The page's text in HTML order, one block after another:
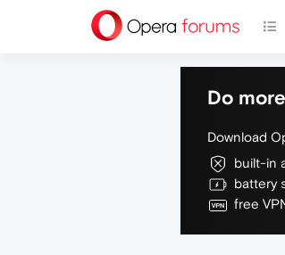
Do
Download
built-in
battery
free